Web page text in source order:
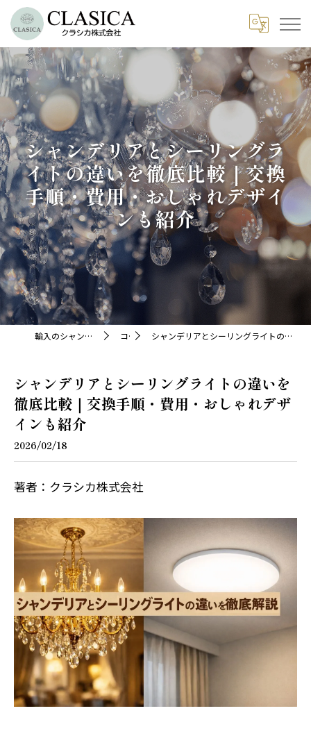
シャンデリアとシーリングラ
イトの違いを徹底比較｜交換
手順・費用・おしゃれデザイ
ンも紹介
輸入のシャンデリアならクラシカ株式会社 コラム シャンデリアとシーリングライトの違いを徹底比較｜交換手順・費用・おしゃれデザインも紹介
シャンデリアとシーリングライトの違いを
徹底比較｜交換手順・費用・おしゃれデザ
インも紹介
2026/02/18
著者：クラシカ株式会社